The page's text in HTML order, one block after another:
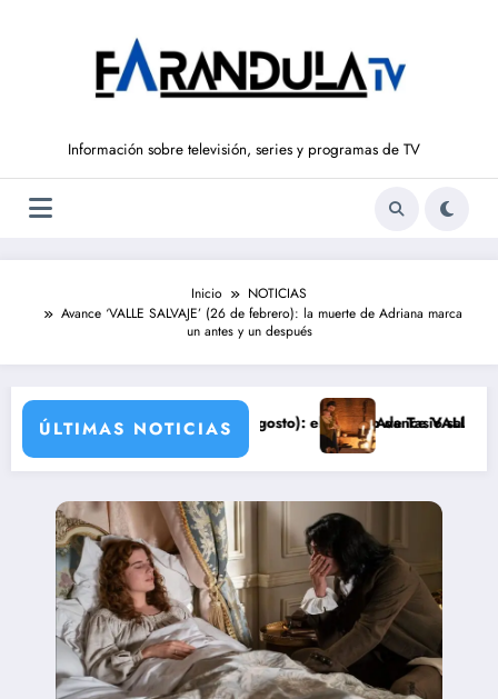
Información sobre televisión, series y programas de TV
Inicio
NOTICIAS
Avance ‘VALLE SALVAJE’ (26 de febrero): la muerte de Adriana marca
un antes y un después
ÚLTIMAS NOTICIAS
(del 10 al 14de agosto): el secreto de Tasio sale a la luz
Avance VALLE SALVAJE (10